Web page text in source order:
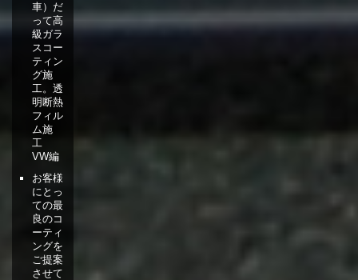
車）だ
って高
級ガラ
スコー
ティン
グ施
工。透
明断熱
フィル
ム施
工
VW編
お客様
にとっ
ての最
良のコ
ーティ
ングを
ご提案
させて